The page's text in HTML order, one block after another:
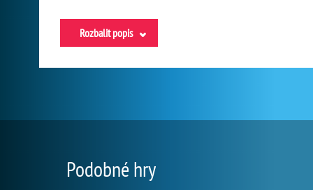
Rozbalit popis
Podobné hry